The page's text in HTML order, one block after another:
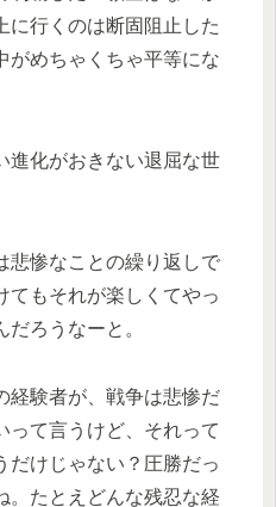
に行くのは断固阻止した
がめちゃくちゃ平等にな
進化がおきない退屈な世
悲惨なことの繰り返しで
てもそれが楽しくてやっ
ろうなーと。
経験者が、戦争は悲惨だ
って言うけど、それって
だけじゃない？圧勝だっ
。たとえどんな残忍な経